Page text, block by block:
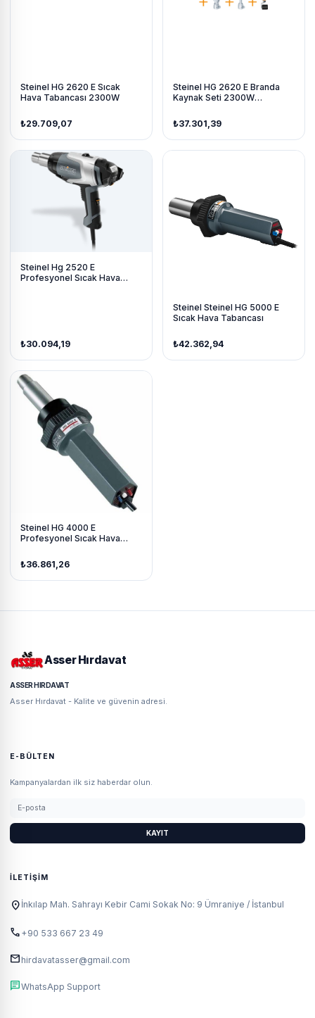
Steinel HG 2620 E Sıcak
Hava Tabancası 2300W
₺29.709,07
Steinel HG 2620 E Branda
Kaynak Seti 2300W
₺37.301,39
Steinel Hg 2520 E
Profesyonel Sıcak Hava
₺30.094,19
Steinel Steinel HG 5000 E
Sıcak Hava Tabancası
₺42.362,94
Steinel HG 4000 E
Profesyonel Sıcak Hava
₺36.861,26
Asser Hırdavat
ASSER HIRDAVAT
Asser Hırdavat - Kalite ve güvenin adresi.
E-BÜLTEN
Kampanyalardan ilk siz haberdar olun.
KAYIT
İLETIŞIM
location_on İnkılap Mah. Sahrayı Kebir Cami Sokak No: 9 Ümraniye / İstanbul
call +90 533 667 23 49
mail hirdavatasser@gmail.com
chatWhatsApp Support